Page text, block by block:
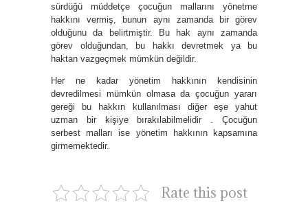
sürdüğü müddetçe çocuğun mallarını yönetme
hakkını vermiş, bunun aynı zamanda bir görev
olduğunu da belirtmiştir. Bu hak aynı zamanda
görev olduğundan, bu hakkı devretmek ya bu
haktan vazgeçmek mümkün değildir.
Her ne kadar yönetim hakkının kendisinin
devredilmesi mümkün olmasa da çocuğun yararı
gereği bu hakkın kullanılması diğer eşe yahut
uzman bir kişiye bırakılabilmelidir . Çocuğun
serbest malları ise yönetim hakkının kapsamına
girmemektedir.
Rate this post